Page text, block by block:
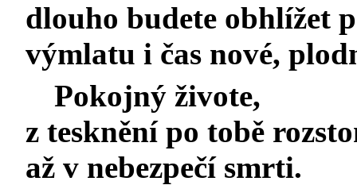
dlouho budete obhlížet
výmlatu i čas nové,
Pokojný živote,
z tesknění po tobě
až v nebezpečí smrti.